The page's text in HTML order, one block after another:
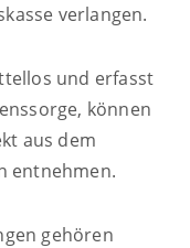
verlangen.
und erfasst
können
aus dem
entnehmen.
gehören